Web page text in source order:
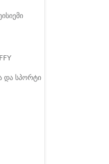
და სპორტი